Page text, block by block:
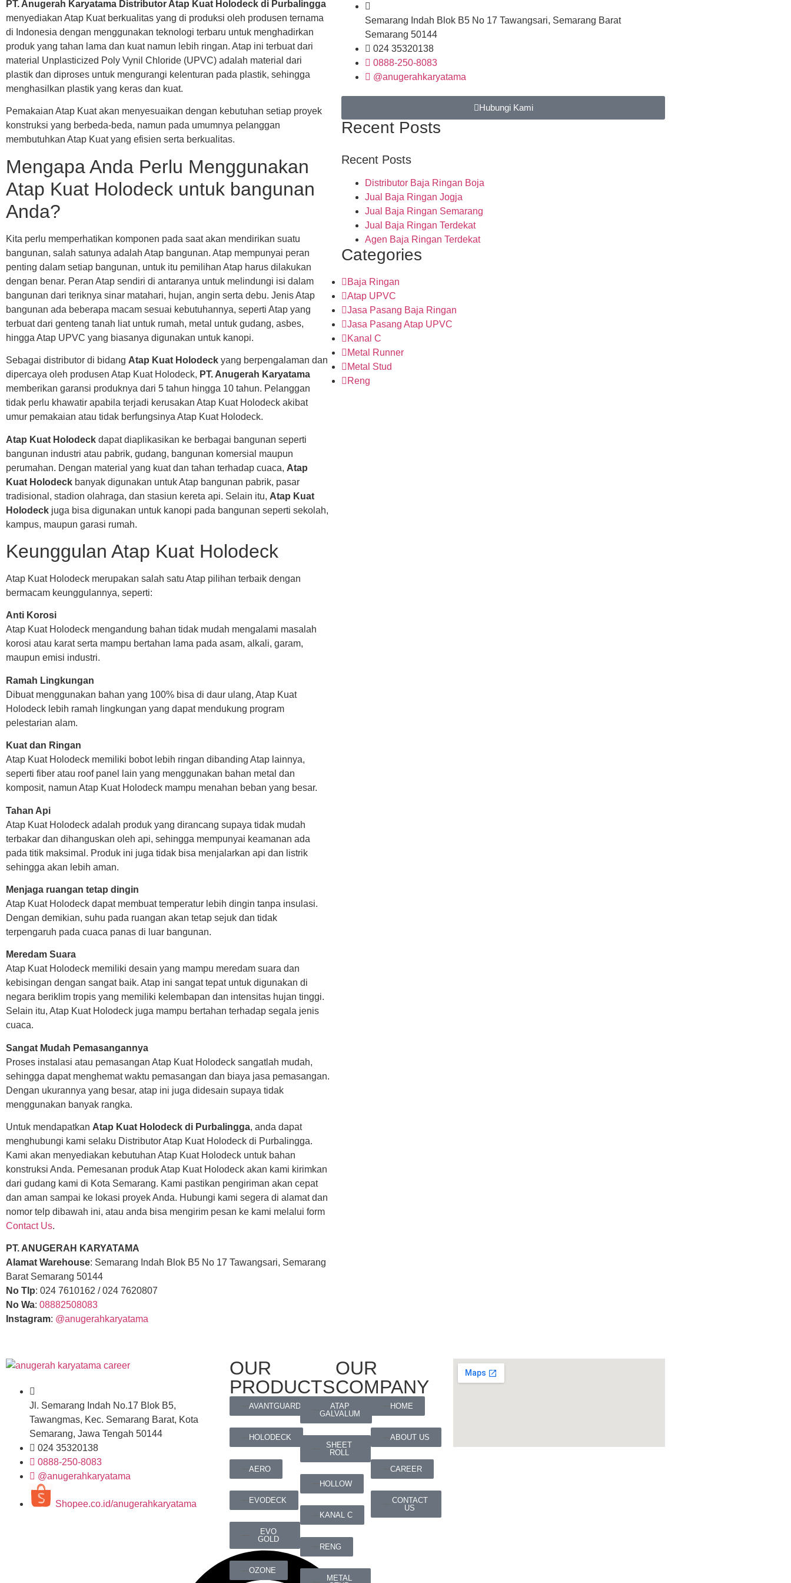
PT. Anugerah Karyatama Distributor Atap Kuat Holodeck di Purbalingga
menyediakan Atap Kuat berkualitas yang di produksi oleh produsen ternama
di Indonesia dengan menggunakan teknologi terbaru untuk menghadirkan
produk yang tahan lama dan kuat namun lebih ringan. Atap ini terbuat dari
material Unplasticized Poly Vynil Chloride (UPVC) adalah material dari
plastik dan diproses untuk mengurangi kelenturan pada plastik, sehingga
menghasilkan plastik yang keras dan kuat.
Pemakaian Atap Kuat akan menyesuaikan dengan kebutuhan setiap proyek
konstruksi yang berbeda-beda, namun pada umumnya pelanggan
membutuhkan Atap Kuat yang efisien serta berkualitas.
Mengapa Anda Perlu Menggunakan
Atap Kuat Holodeck untuk bangunan
Anda?
Kita perlu memperhatikan komponen pada saat akan mendirikan suatu
bangunan, salah satunya adalah Atap bangunan. Atap mempunyai peran
penting dalam setiap bangunan, untuk itu pemilihan Atap harus dilakukan
dengan benar. Peran Atap sendiri di antaranya untuk melindungi isi dalam
bangunan dari teriknya sinar matahari, hujan, angin serta debu. Jenis Atap
bangunan ada beberapa macam sesuai kebutuhannya, seperti Atap yang
terbuat dari genteng tanah liat untuk rumah, metal untuk gudang, asbes,
hingga Atap UPVC yang biasanya digunakan untuk kanopi.
Sebagai distributor di bidang Atap Kuat Holodeck yang berpengalaman dan
dipercaya oleh produsen Atap Kuat Holodeck, PT. Anugerah Karyatama
memberikan garansi produknya dari 5 tahun hingga 10 tahun. Pelanggan
tidak perlu khawatir apabila terjadi kerusakan Atap Kuat Holodeck akibat
umur pemakaian atau tidak berfungsinya Atap Kuat Holodeck.
Atap Kuat Holodeck dapat diaplikasikan ke berbagai bangunan seperti
bangunan industri atau pabrik, gudang, bangunan komersial maupun
perumahan. Dengan material yang kuat dan tahan terhadap cuaca, Atap
Kuat Holodeck banyak digunakan untuk Atap bangunan pabrik, pasar
tradisional, stadion olahraga, dan stasiun kereta api. Selain itu, Atap Kuat
Holodeck juga bisa digunakan untuk kanopi pada bangunan seperti sekolah,
kampus, maupun garasi rumah.
Keunggulan Atap Kuat Holodeck
Atap Kuat Holodeck merupakan salah satu Atap pilihan terbaik dengan
bermacam keunggulannya, seperti:
Anti Korosi
Atap Kuat Holodeck mengandung bahan tidak mudah mengalami masalah
korosi atau karat serta mampu bertahan lama pada asam, alkali, garam,
maupun emisi industri.
Ramah Lingkungan
Dibuat menggunakan bahan yang 100% bisa di daur ulang, Atap Kuat
Holodeck lebih ramah lingkungan yang dapat mendukung program
pelestarian alam.
Kuat dan Ringan
Atap Kuat Holodeck memiliki bobot lebih ringan dibanding Atap lainnya,
seperti fiber atau roof panel lain yang menggunakan bahan metal dan
komposit, namun Atap Kuat Holodeck mampu menahan beban yang besar.
Tahan Api
Atap Kuat Holodeck adalah produk yang dirancang supaya tidak mudah
terbakar dan dihanguskan oleh api, sehingga mempunyai keamanan ada
pada titik maksimal. Produk ini juga tidak bisa menjalarkan api dan listrik
sehingga akan lebih aman.
Menjaga ruangan tetap dingin
Atap Kuat Holodeck dapat membuat temperatur lebih dingin tanpa insulasi.
Dengan demikian, suhu pada ruangan akan tetap sejuk dan tidak
terpengaruh pada cuaca panas di luar bangunan.
Meredam Suara
Atap Kuat Holodeck memiliki desain yang mampu meredam suara dan
kebisingan dengan sangat baik. Atap ini sangat tepat untuk digunakan di
negara beriklim tropis yang memiliki kelembapan dan intensitas hujan tinggi.
Selain itu, Atap Kuat Holodeck juga mampu bertahan terhadap segala jenis
cuaca.
Sangat Mudah Pemasangannya
Proses instalasi atau pemasangan Atap Kuat Holodeck sangatlah mudah,
sehingga dapat menghemat waktu pemasangan dan biaya jasa pemasangan.
Dengan ukurannya yang besar, atap ini juga didesain supaya tidak
menggunakan banyak rangka.
Untuk mendapatkan Atap Kuat Holodeck di Purbalingga, anda dapat
menghubungi kami selaku Distributor Atap Kuat Holodeck di Purbalingga.
Kami akan menyediakan kebutuhan Atap Kuat Holodeck untuk bahan
konstruksi Anda. Pemesanan produk Atap Kuat Holodeck akan kami kirimkan
dari gudang kami di Kota Semarang. Kami pastikan pengiriman akan cepat
dan aman sampai ke lokasi proyek Anda. Hubungi kami segera di alamat dan
nomor telp dibawah ini, atau anda bisa mengirim pesan ke kami melalui form
Contact Us.
PT. ANUGERAH KARYATAMA
Alamat Warehouse: Semarang Indah Blok B5 No 17 Tawangsari, Semarang
Barat Semarang 50144
No Tlp: 024 7610162 / 024 7620807
No Wa: 08882508083
Instagram: @anugerahkaryatama
Semarang Indah Blok B5 No 17 Tawangsari, Semarang Barat
Semarang 50144
024 35320138
0888-250-8083
@anugerahkaryatama
Hubungi Kami
Recent Posts
Recent Posts
Distributor Baja Ringan Boja
Jual Baja Ringan Jogja
Jual Baja Ringan Semarang
Jual Baja Ringan Terdekat
Agen Baja Ringan Terdekat
Categories
Baja Ringan
Atap UPVC
Jasa Pasang Baja Ringan
Jasa Pasang Atap UPVC
Kanal C
Metal Runner
Metal Stud
Reng
Jl. Semarang Indah No.17 Blok B5,
Tawangmas, Kec. Semarang Barat, Kota
Semarang, Jawa Tengah 50144
024 35320138
0888-250-8083
@anugerahkaryatama
Shopee.co.id/anugerahkaryatama
OUR
PRODUCTS
OUR
COMPANY
AVANTGUARD
HOLODECK
AERO
EVODECK
EVO
GOLD
OZONE
ATAP
GALVALUM
SHEET
ROLL
HOLLOW
KANAL C
RENG
METAL
HOME
ABOUT US
CAREER
CONTACT
US